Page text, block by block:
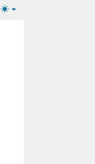
Lichte/donkere